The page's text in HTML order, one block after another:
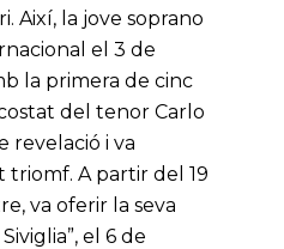
Així, la jove soprano
el 3 de
la primera de cinc
del tenor Carlo
revelació i va
A partir del 19
va oferir la seva
el 6 de